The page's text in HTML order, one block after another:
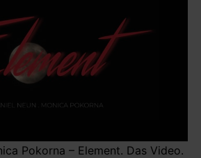
Pokorna – Element. Das Video.